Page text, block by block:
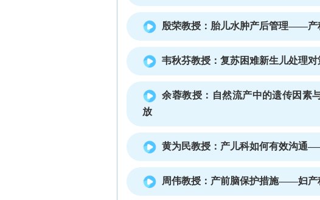
殷荣教授：胎儿水肿产后管理——产
韦秋芬教授：复苏困难新生儿处理
余蓉教授：自然流产中的遗传因
放
黄为民教授：产儿科如何有效沟通
周伟教授：产前脑保护措施——妇产